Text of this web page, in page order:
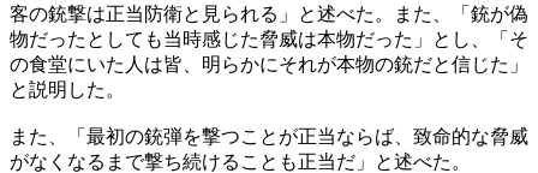
客の銃撃は正当防衛と見られる」と述べた。また、「銃が偽
物だったとしても当時感じた脅威は本物だった」とし、「そ
の食堂にいた人は皆、明らかにそれが本物の銃だと信じた」
と説明した。
また、「最初の銃弾を撃つことが正当ならば、致命的な脅威
がなくなるまで撃ち続けることも正当だ」と述べた。